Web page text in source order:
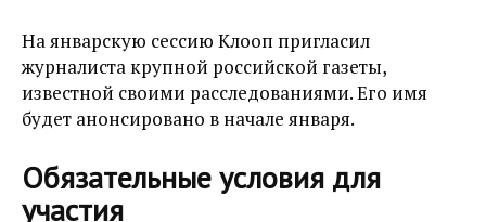
На январскую сессию Клооп пригласил
журналиста крупной российской газеты,
известной своими расследованиями. Его имя
будет анонсировано в начале января.
Обязательные условия для
участия